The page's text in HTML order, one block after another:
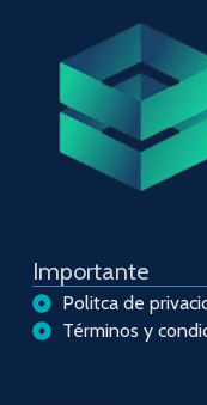
Importante
Politca de
Términos y